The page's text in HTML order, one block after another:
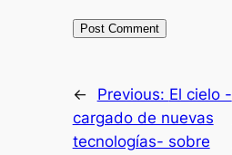
← Previous: El cielo -
cargado de nuevas
tecnologías- sobre